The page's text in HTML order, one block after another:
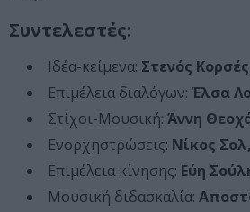
Συντελεστές:
Ιδέα-κείμενα: Στενός Κορσές
Επιμέλεια διαλόγων: Έλσα
Στίχοι-Μουσική: Άννη
Ενορχηστρώσεις: Νίκος
Επιμέλεια κίνησης: Εύη
Μουσική διδασκαλία: